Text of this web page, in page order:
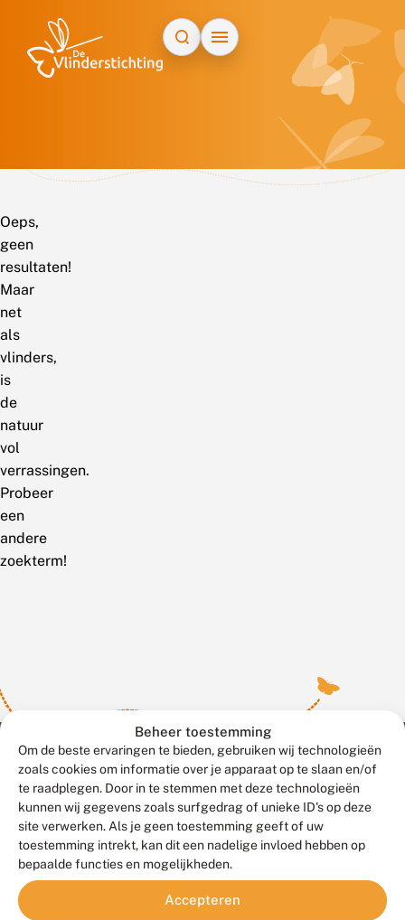
Beheer toestemming
Om de beste ervaringen te bieden, gebruiken wij technologieën
zoals cookies om informatie over je apparaat op te slaan en/of
te raadplegen. Door in te stemmen met deze technologieën
kunnen wij gegevens zoals surfgedrag of unieke ID's op deze
site verwerken. Als je geen toestemming geeft of uw
toestemming intrekt, kan dit een nadelige invloed hebben op
bepaalde functies en mogelijkheden.
Accepteren
Oeps,
geen
resultaten!
Maar
net
als
vlinders,
is
de
natuur
vol
verrassingen.
Probeer
een
andere
zoekterm!
Contact
Veelgestelde vragen
Meld waarnemingen© 2026 Vlinderstichting
Duurzaam ontwikkeld door
Go2People
, ontworpen door
Blue Field Agency
Privacy
Disclaimer
Sitemap